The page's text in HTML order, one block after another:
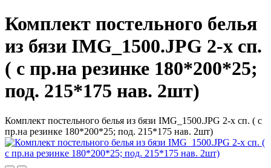
Комплект постельного белья
из бязи IMG_1500.JPG 2-х сп.
( с пр.на резинке 180*200*25;
под. 215*175 нав. 2шт)
Комплект постельного белья из бязи IMG_1500.JPG 2-х сп. ( с
пр.на резинке 180*200*25; под. 215*175 нав. 2шт)